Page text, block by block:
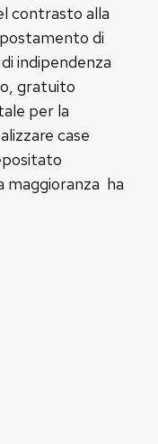
contrasto alla
di
indipendenza
gratuito
per la
case
maggioranza ha